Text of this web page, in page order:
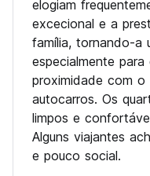
elogiam
excecional e a
família, tornando-a
especialmente para
proximidade com
autocarros. Os
limpos e
Alguns viajantes
e pouco social.